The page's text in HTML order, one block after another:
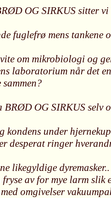
OG SIRKUS sitter vi
fuglefrø mens tankene
om mikrobiologi og
laboratorium når det
BRØD OG SIRKUS selv
kondens under
desperat ringer
likegyldige dyremasker..
av for mye larm slik
omgivelser